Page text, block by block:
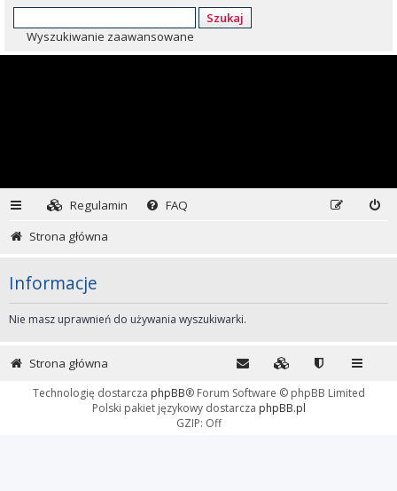
Szukaj
Wyszukiwanie zaawansowane
Regulamin
FAQ
Strona główna
Informacje
Nie masz uprawnień do używania wyszukiwarki.
Strona główna
Technologię dostarcza phpBB® Forum Software © phpBB Limited
Polski pakiet językowy dostarcza phpBB.pl
GZIP: Off